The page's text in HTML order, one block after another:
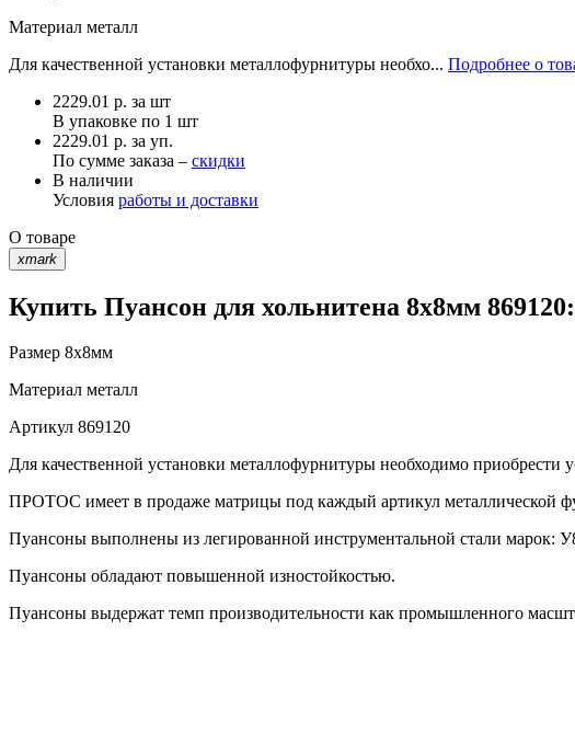
Материал металл
Для качественной установки металлофурнитуры необхо... Подробнее о
2229.01 р. за шт
В упаковке по 1 шт
2229.01 р. за уп.
По сумме заказа – скидки
В наличии
Условия работы и доставки
О товаре
xmark
Купить Пуансон для хольнитена 8х8мм
Размер 8х8мм
Материал металл
Артикул 869120
Для качественной установки металлофурнитуры необходимо приобрести
ПРОТОС имеет в продаже матрицы под каждый артикул металлической
Пуансоны выполнены из легированной инструментальной стали марок:
Пуансоны обладают повышенной изностойкостью.
Пуансоны выдержат темп производительности как промышленного